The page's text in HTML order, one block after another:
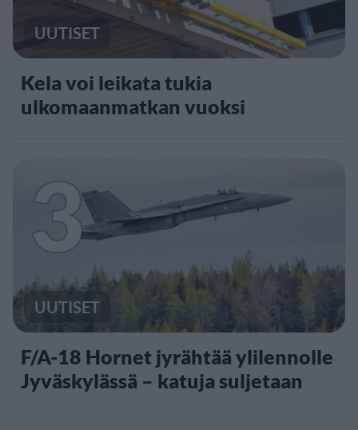
UUTISET
Kela voi leikata tukia
ulkomaanmatkan vuoksi
3
UUTISET
F/A-18 Hornet jyrähtää ylilennolle
Jyväskylässä – katuja suljetaan